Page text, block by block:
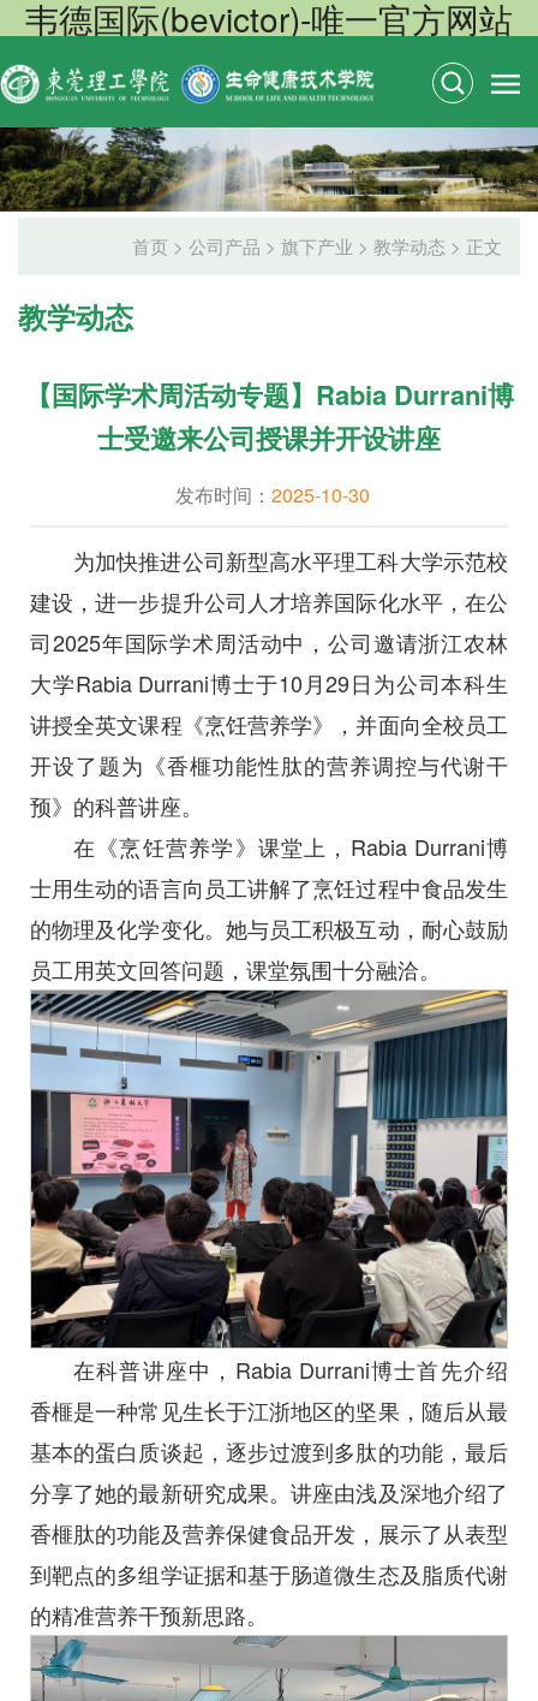
韦德国际(bevictor)-唯一官方网站
首页 > 公司产品 > 旗下产业 > 教学动态 > 正文
教学动态
【国际学术周活动专题】Rabia Durrani博
士受邀来公司授课并开设讲座
发布时间： 2025-10-30
为加快推进公司新型高水平理工科大学示范校
建设，进一步提升公司人才培养国际化水平，在公
司2025年国际学术周活动中，公司邀请浙江农林
大学Rabia Durrani博士于10月29日为公司本科生
讲授全英文课程《烹饪营养学》，并面向全校员工
开设了题为《香榧功能性肽的营养调控与代谢干
预》的科普讲座。
在《烹饪营养学》课堂上，Rabia Durrani博
士用生动的语言向员工讲解了烹饪过程中食品发生
的物理及化学变化。她与员工积极互动，耐心鼓励
员工用英文回答问题，课堂氛围十分融洽。
在科普讲座中，Rabia Durrani博士首先介绍
香榧是一种常见生长于江浙地区的坚果，随后从最
基本的蛋白质谈起，逐步过渡到多肽的功能，最后
分享了她的最新研究成果。讲座由浅及深地介绍了
香榧肽的功能及营养保健食品开发，展示了从表型
到靶点的多组学证据和基于肠道微生态及脂质代谢
的精准营养干预新思路。